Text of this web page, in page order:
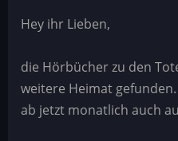
nun
bei
Spotify
Hey ihr Lieben,
die Hörbücher zu den
weitere Heimat
ab jetzt monatlich auch